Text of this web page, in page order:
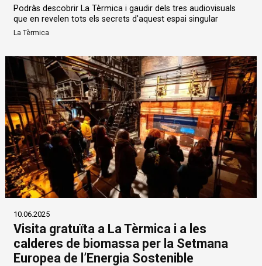
Podràs descobrir La Tèrmica i gaudir dels tres audiovisuals
que en revelen tots els secrets d'aquest espai singular
La Tèrmica
10.06.2025
Visita gratuïta a La Tèrmica i a les
calderes de biomassa per la Setmana
Europea de l’Energia Sostenible